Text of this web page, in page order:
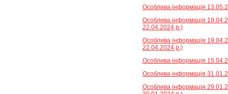
Особлива інформація
Особлива інформація
22.04.2024 р.)
Особлива інформація
22.04.2024 р.)
Особлива інформація
Особлива інформація
Особлива інформація